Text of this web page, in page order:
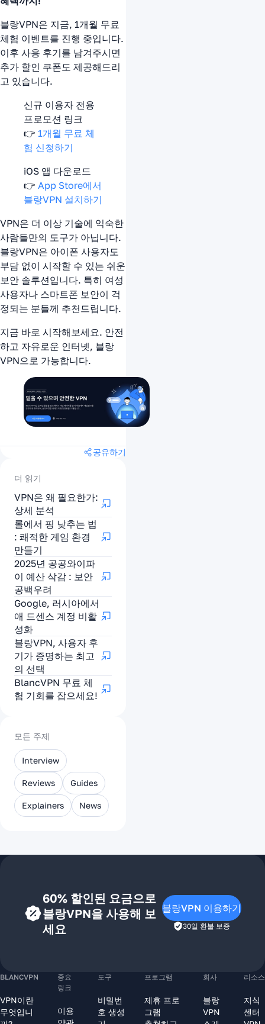
블랑VPN은 지금, 1개월 무료
체험 이벤트를 진행 중입니다.
이후 사용 후기를 남겨주시면
추가 할인 쿠폰도 제공해드리
고 있습니다.
신규 이용자 전용
프로모션 링크
👉 1개월 무료 체
험 신청하기
iOS 앱 다운로드
👉 App Store에서
블랑VPN 설치하기
VPN은 더 이상 기술에 익숙한
사람들만의 도구가 아닙니다.
블랑VPN은 아이폰 사용자도
부담 없이 시작할 수 있는 쉬운
보안 솔루션입니다. 특히 여성
사용자나 스마트폰 보안이 걱
정되는 분들께 추천드립니다.
지금 바로 시작해보세요. 안전
하고 자유로운 인터넷, 블랑
VPN으로 가능합니다.
공유하기
더 읽기
VPN은 왜 필요한가:
상세 분석
롤에서 핑 낮추는 법
: 쾌적한 게임 환경
만들기
2025년 공공와이파
이 예산 삭감 : 보안
공백우려
Google, 러시아에서
애 드센스 계정 비활
성화
블랑VPN, 사용자 후
기가 증명하는 최고
의 선택
BlancVPN 무료 체
험 기회를 잡으세요!
모든 주제
Interview
Reviews Guides
Explainers News
60% 할인된 요금으로
블랑VPN을 사용해 보
세요
블랑VPN 이용하기
30일 환불 보증
BLANCVPN
VPN이란
무엇입니
중요
링크
이용
도구
비밀번
호 생성
프로그램
제휴 프로
그램
회사
블랑
VPN
리소스
지식
센터